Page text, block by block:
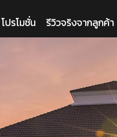
โปรโมชั่น รีวิวจริงจากลูกค้า